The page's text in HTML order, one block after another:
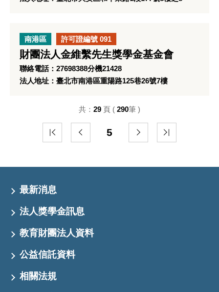
南港區 許可證編號 091
財團法人金維繫先生獎學金基金會
聯絡電話：27698388分機21428
法人地址：臺北市南港區重陽路125巷26號7樓
5
共： 29 頁 ( 290筆 )
最新消息
法人獎學金訊息
教育財團法人資料
公益信託資料
相關法規